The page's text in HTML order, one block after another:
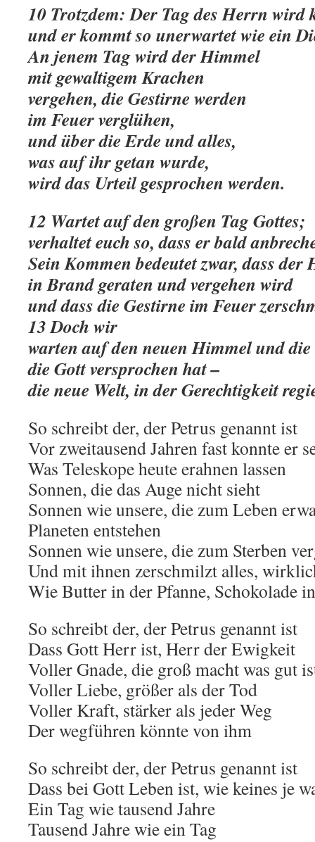
10 Trotzdem: Der Tag des Herrn wird
und er kommt so unerwartet wie ein
An jenem Tag wird der Himmel
mit gewaltigem Krachen
vergehen, die Gestirne werden
im Feuer verglühen,
und über die Erde und alles,
was auf ihr getan wurde,
wird das Urteil gesprochen werden.
12 Wartet auf den großen Tag Gottes;
verhaltet euch so, dass er bald
Sein Kommen bedeutet zwar, dass der
in Brand geraten und vergehen wird
und dass die Gestirne im Feuer
13 Doch wir
warten auf den neuen Himmel und
die Gott versprochen hat –
die neue Welt, in der Gerechtigkeit
So schreibt der, der Petrus genannt ist
Vor zweitausend Jahren fast konnte er
Was Teleskope heute erahnen lassen
Sonnen, die das Auge nicht sieht
Sonnen wie unsere, die zum Leben
Planeten entstehen
Sonnen wie unsere, die zum Sterben
Und mit ihnen zerschmilzt alles,
Wie Butter in der Pfanne, Schokolade
So schreibt der, der Petrus genannt ist
Dass Gott Herr ist, Herr der Ewigkeit
Voller Gnade, die groß macht was gut
Voller Liebe, größer als der Tod
Voller Kraft, stärker als jeder Weg
Der wegführen könnte von ihm
So schreibt der, der Petrus genannt ist
Dass bei Gott Leben ist, wie keines je
Ein Tag wie tausend Jahre
Tausend Jahre wie ein Tag